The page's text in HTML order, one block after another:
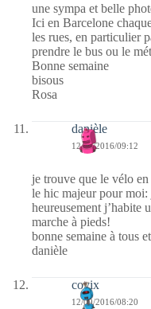
une sympa et belle
Ici en Barcelone
les rues, en particulier
prendre le bus ou le
Bonne semaine
bisous
Rosa
danièle
12/09/2016/09:12
je trouve que le vélo
le hic majeur pour moi:
heureusement j’habite
marche à pieds!
bonne semaine à tous
danièle
covix
12/09/2016/08:20